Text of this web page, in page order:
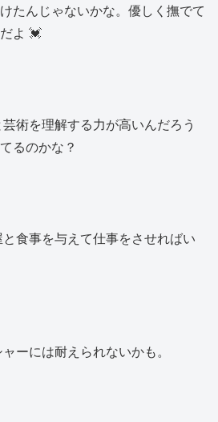
たんじゃないかな。優しく撫でて
よ 💓
術を理解する力が高いんだろう
るのかな？
食事を与えて仕事をさせればい
ーには耐えられないかも。